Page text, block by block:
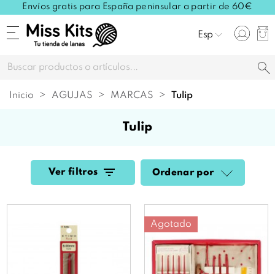
Envíos gratis para España peninsular a partir de 60€
Esp
Inicio AGUJAS MARCAS tulip
tulip
Ver filtros Ordenar por
Agotado